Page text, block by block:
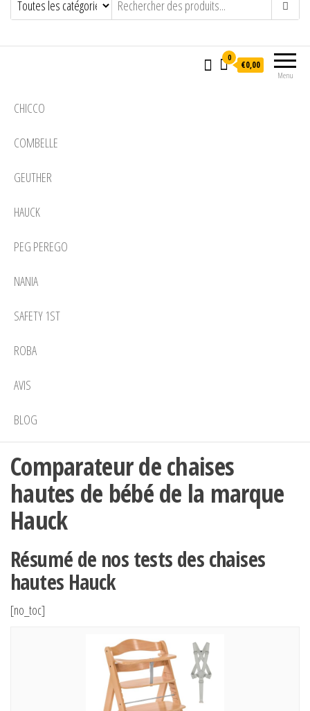
Menu
0
€0,00
CHICCO
COMBELLE
GEUTHER
HAUCK
PEG PEREGO
NANIA
SAFETY 1ST
ROBA
AVIS
BLOG
Comparateur de chaises
hautes de bébé de la marque
Hauck
Résumé de nos tests des chaises
hautes Hauck
[no_toc]